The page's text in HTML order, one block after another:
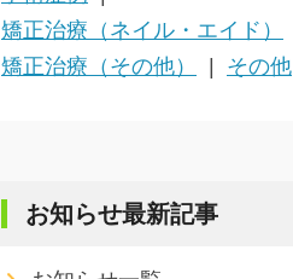
矯正治療（ネイル・エイド）
矯正治療（その他）
その他
お知らせ最新記事